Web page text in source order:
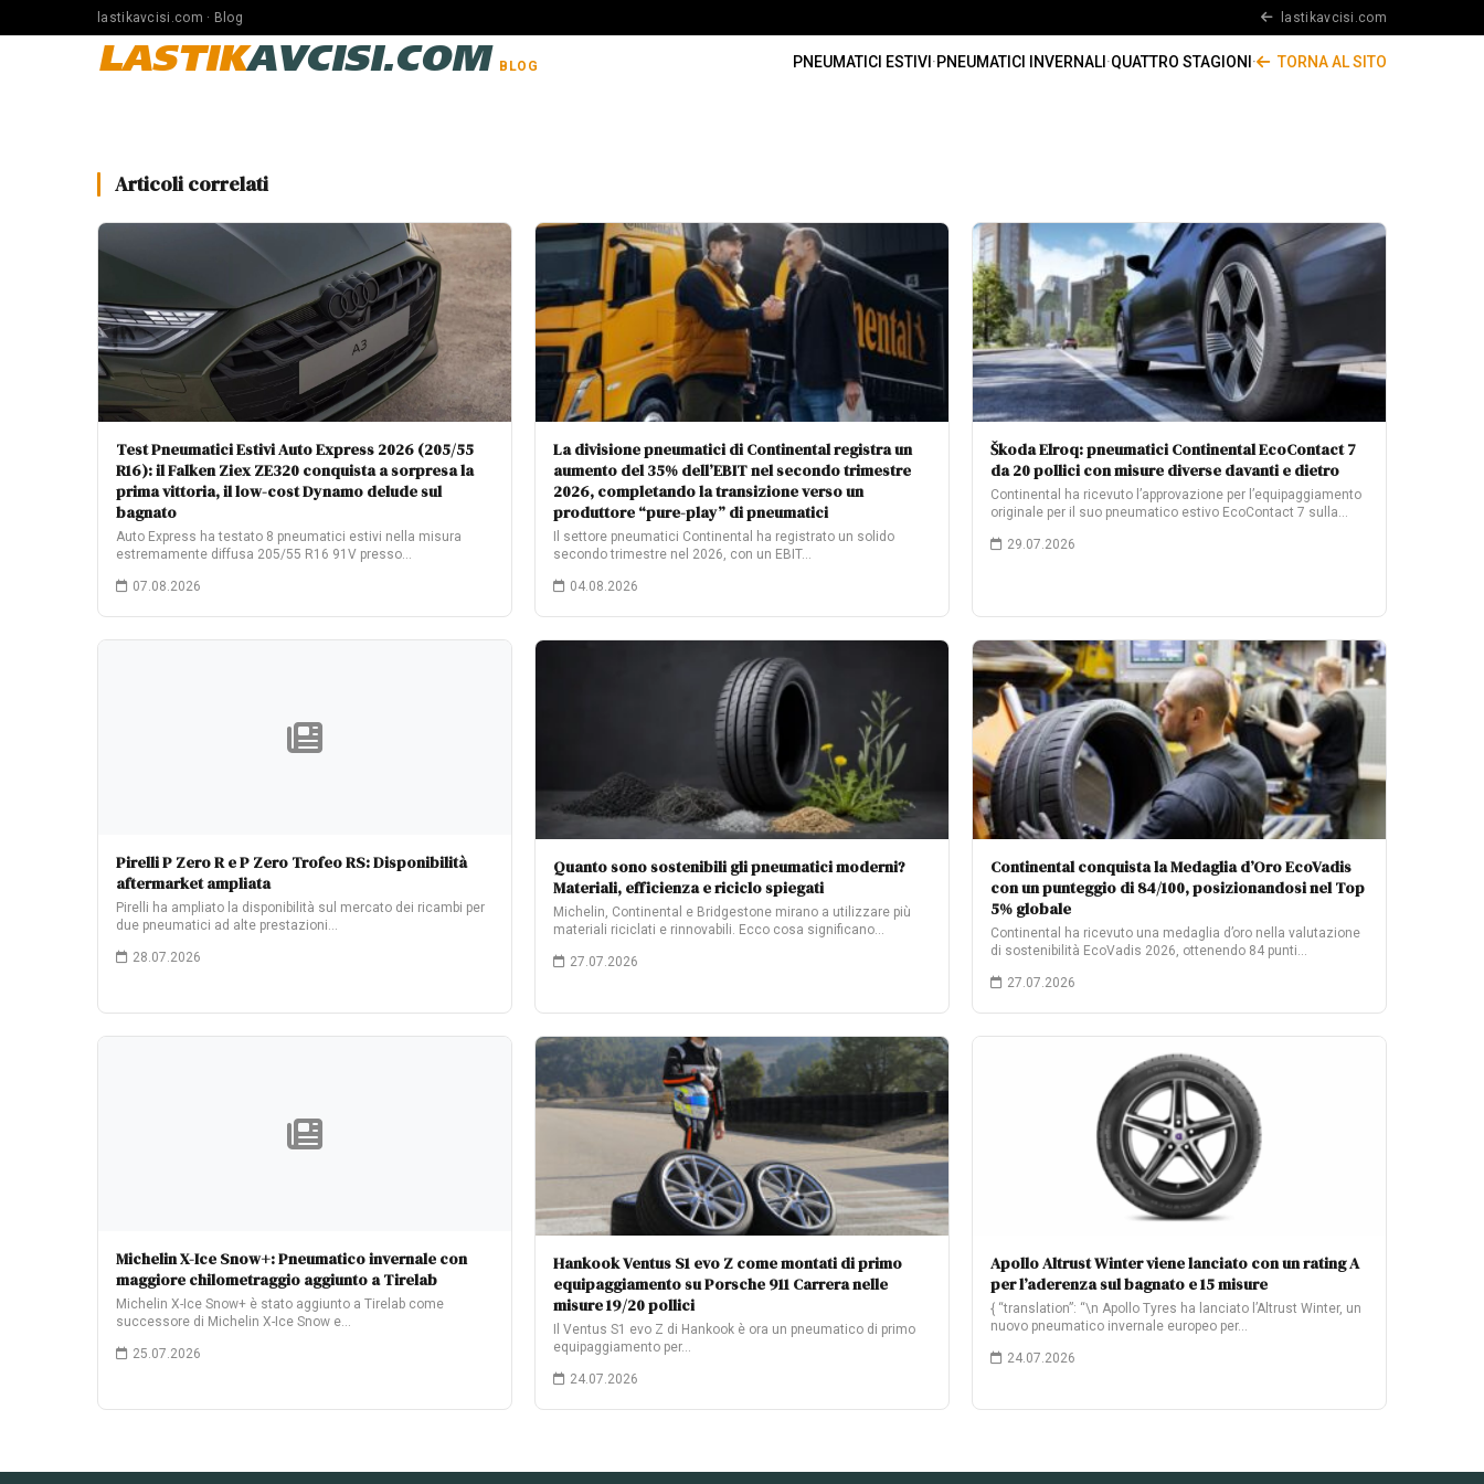
lastikavcisi.com · Blog lastikavcisi.com
LASTIKAVCISI.COM BLOG PNEUMATICI ESTIVI ·PNEUMATICI INVERNALI ·QUATTRO STAGIONI · TORNA AL SITO
Articoli correlati
Test Pneumatici Estivi Auto Express 2026 (205/55
R16): il Falken Ziex ZE320 conquista a sorpresa la
prima vittoria, il low-cost Dynamo delude sul
bagnato
Auto Express ha testato 8 pneumatici estivi nella misura
estremamente diffusa 205/55 R16 91V presso…
07.08.2026
La divisione pneumatici di Continental registra un
aumento del 35% dell’EBIT nel secondo trimestre
2026, completando la transizione verso un
produttore “pure-play” di pneumatici
Il settore pneumatici Continental ha registrato un solido
secondo trimestre nel 2026, con un EBIT…
04.08.2026
Škoda Elroq: pneumatici Continental EcoContact 7
da 20 pollici con misure diverse davanti e dietro
Continental ha ricevuto l’approvazione per l’equipaggiamento
originale per il suo pneumatico estivo EcoContact 7 sulla…
29.07.2026
Pirelli P Zero R e P Zero Trofeo RS: Disponibilità
aftermarket ampliata
Pirelli ha ampliato la disponibilità sul mercato dei ricambi per
due pneumatici ad alte prestazioni…
28.07.2026
Quanto sono sostenibili gli pneumatici moderni?
Materiali, efficienza e riciclo spiegati
Michelin, Continental e Bridgestone mirano a utilizzare più
materiali riciclati e rinnovabili. Ecco cosa significano…
27.07.2026
Continental conquista la Medaglia d’Oro EcoVadis
con un punteggio di 84/100, posizionandosi nel Top
5% globale
Continental ha ricevuto una medaglia d’oro nella valutazione
di sostenibilità EcoVadis 2026, ottenendo 84 punti…
27.07.2026
Michelin X-Ice Snow+: Pneumatico invernale con
maggiore chilometraggio aggiunto a Tirelab
Michelin X-Ice Snow+ è stato aggiunto a Tirelab come
successore di Michelin X-Ice Snow e…
25.07.2026
Hankook Ventus S1 evo Z come montati di primo
equipaggiamento su Porsche 911 Carrera nelle
misure 19/20 pollici
Il Ventus S1 evo Z di Hankook è ora un pneumatico di primo
equipaggiamento per…
24.07.2026
Apollo Altrust Winter viene lanciato con un rating A
per l’aderenza sul bagnato e 15 misure
{ “translation”: “\n Apollo Tyres ha lanciato l’Altrust Winter, un
nuovo pneumatico invernale europeo per…
24.07.2026